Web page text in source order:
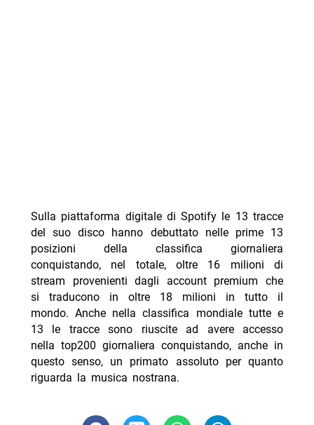
Sulla piattaforma digitale di Spotify le 13 tracce
del suo disco hanno debuttato nelle prime 13
posizioni della classifica giornaliera
conquistando, nel totale, oltre 16 milioni di
stream provenienti dagli account premium che
si traducono in oltre 18 milioni in tutto il
mondo. Anche nella classifica mondiale tutte e
13 le tracce sono riuscite ad avere accesso
nella top200 giornaliera conquistando, anche in
questo senso, un primato assoluto per quanto
riguarda la musica nostrana.